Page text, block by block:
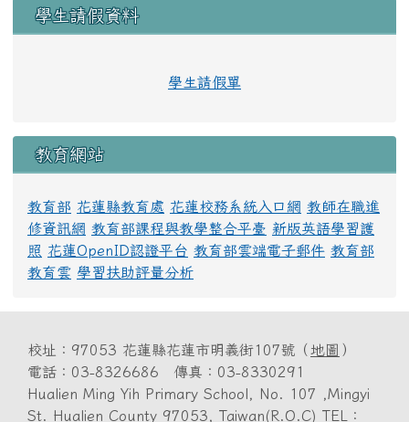
學生請假資料
學生請假單
教育網站
教育部 花蓮縣教育處 花蓮校務系統入口網 教師在職進
修資訊網 教育部課程與教學整合平臺 新版英語學習護
照 花蓮OpenID認證平台 教育部雲端電子郵件 教育部
教育雲 學習扶助評量分析
校址：97053 花蓮縣花蓮市明義街107號（ 地圖 ）
電話：03-8326686 傳真：03-8330291
Hualien Ming Yih Primary School, No. 107 ,Mingyi
St. Hualien County 97053, Taiwan(R.O.C) TEL：